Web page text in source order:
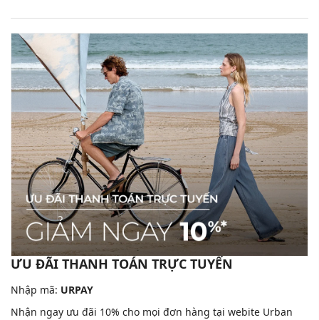
ƯU ĐÃI THANH TOÁN TRỰC TUYẾN
Nhập mã: URPAY
Nhận ngay ưu đãi 10% cho mọi đơn hàng tại webite Urban